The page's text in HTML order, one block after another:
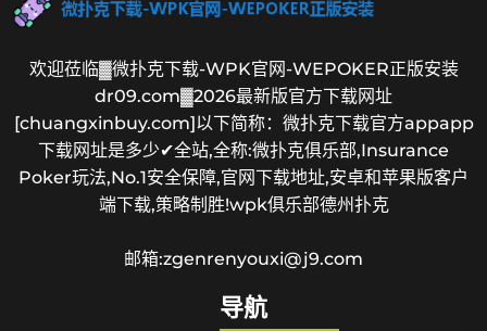
欢迎莅临▓微扑克下载-WPK官网-WEPOKER正版安装
dr09.com▓2026最新版官方下载网址
[chuangxinbuy.com]以下简称：微扑克下载官方appapp
下载网址是多少✔全站,全称:微扑克俱乐部,Insurance
Poker玩法,No.1安全保障,官网下载地址,安卓和苹果版客户
端下载,策略制胜!wpk俱乐部德州扑克
邮箱:zgenrenyouxi@j9.com
导航